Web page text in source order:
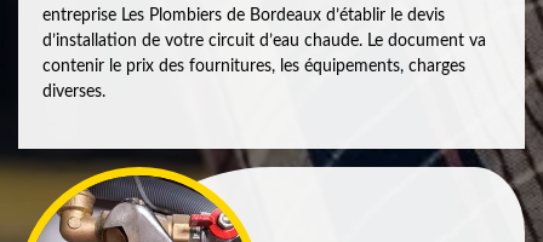
entreprise Les Plombiers de Bordeaux d’établir le devis
d’installation de votre circuit d’eau chaude. Le document va
contenir le prix des fournitures, les équipements, charges
diverses.